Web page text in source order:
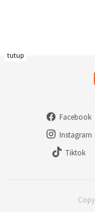
Facebook
Instagram
Tiktok
tutup